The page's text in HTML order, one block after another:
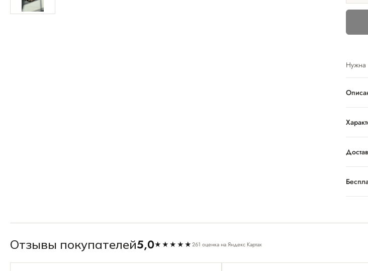
Нужна
Отзывы покупателей5,0★★★★★261 оценка на Яндекс Картах